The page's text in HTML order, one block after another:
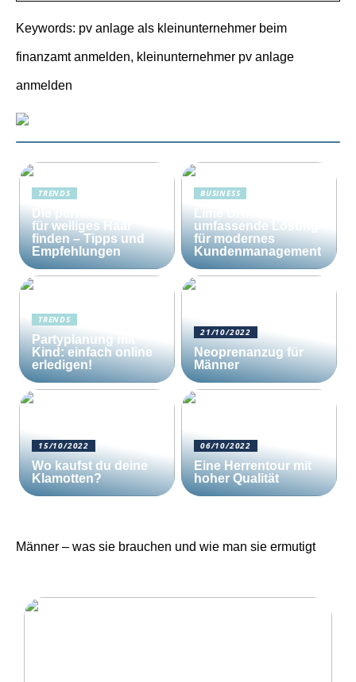
Keywords: pv anlage als kleinunternehmer beim
finanzamt anmelden, kleinunternehmer pv anlage
anmelden
TRENDS
Die perfekte Bürste
für welliges Haar
finden – Tipps und
Empfehlungen
BUSINESS
Lime CRM: Die
umfassende Lösung
für modernes
Kundenmanagement
TRENDS
Partyplanung mit
Kind: einfach online
erledigen!
21/10/2022
Neoprenanzug für
Männer
15/10/2022
Wo kaufst du deine
Klamotten?
06/10/2022
Eine Herrentour mit
hoher Qualität
Männer – was sie brauchen und wie man sie ermutigt